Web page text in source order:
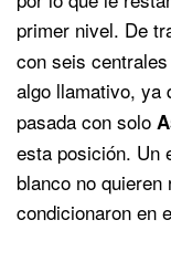
primer nivel. De
con seis
algo llamativo, ya
pasada con solo
esta posición. Un
blanco no
condicionaron en